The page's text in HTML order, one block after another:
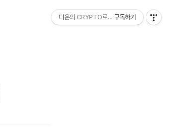
디온의 CRYPTO로그 구독하기